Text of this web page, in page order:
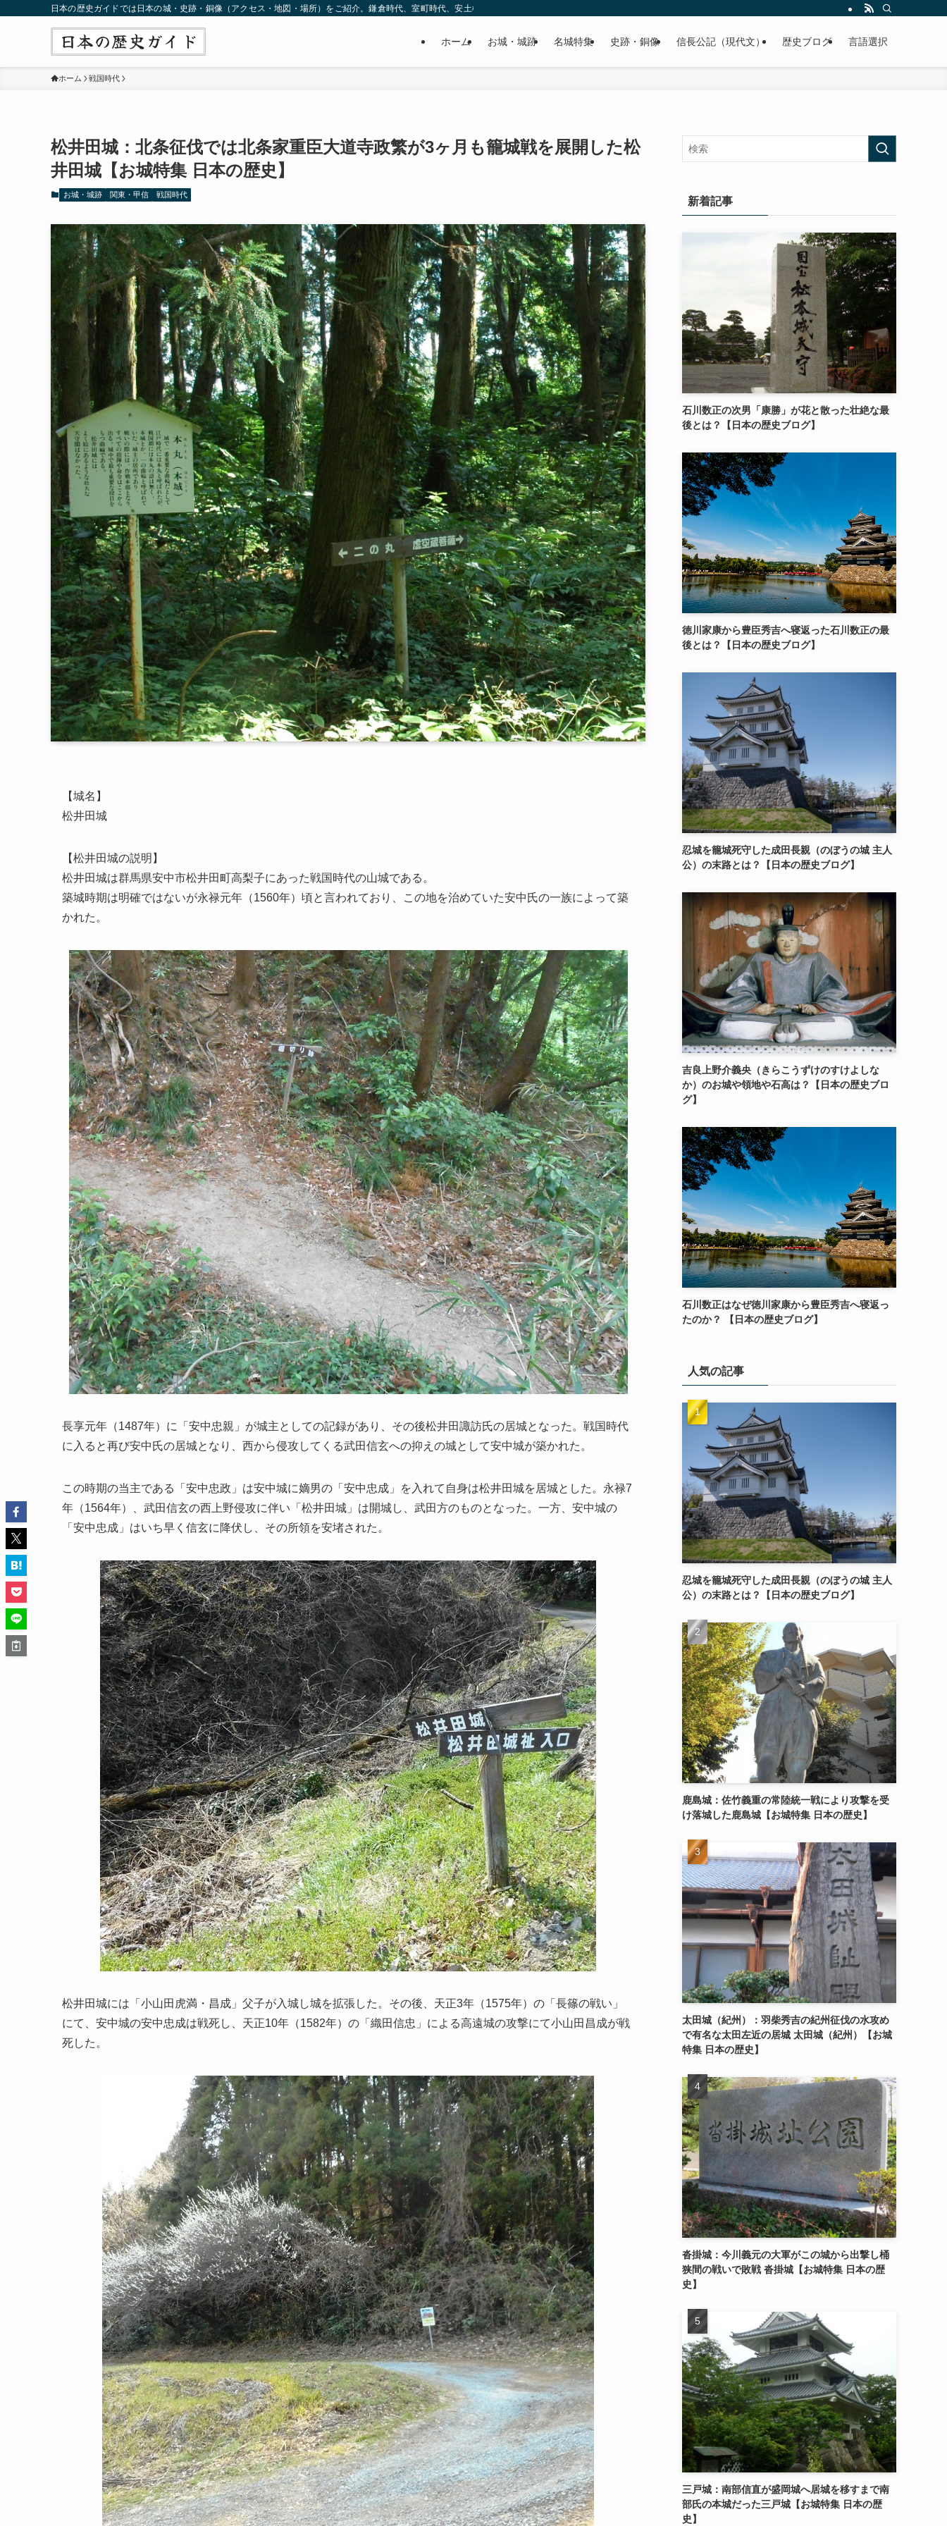
日本の歴史ガイドでは日本の城・史跡・銅像（アクセス・地図・場所）をご紹介。鎌倉時代、室町時代、安土桃山時代（戦国時代）、江戸時代と幅広くご紹介致します。
ホーム お城・城跡 名城特集 史跡・銅像 信長公記（現代文） 歴史ブログ 言語選択
ホーム 戦国時代
松井田城：北条征伐では北条家重臣大道寺政繁が3ヶ月も籠城戦を展開した松
井田城【お城特集 日本の歴史】
お城・城跡 関東・甲信 戦国時代
【城名】
松井田城
【松井田城の説明】
松井田城は群馬県安中市松井田町高梨子にあった戦国時代の山城である。
築城時期は明確ではないが永禄元年（1560年）頃と言われており、この地を治めていた安中氏の一族によって築
かれた。
長享元年（1487年）に「安中忠親」が城主としての記録があり、その後松井田諏訪氏の居城となった。戦国時代
に入ると再び安中氏の居城となり、西から侵攻してくる武田信玄への抑えの城として安中城が築かれた。
この時期の当主である「安中忠政」は安中城に嫡男の「安中忠成」を入れて自身は松井田城を居城とした。永禄7
年（1564年）、武田信玄の西上野侵攻に伴い「松井田城」は開城し、武田方のものとなった。一方、安中城の
「安中忠成」はいち早く信玄に降伏し、その所領を安堵された。
松井田城には「小山田虎満・昌成」父子が入城し城を拡張した。その後、天正3年（1575年）の「長篠の戦い」
にて、安中城の安中忠成は戦死し、天正10年（1582年）の「織田信忠」による高遠城の攻撃にて小山田昌成が戦
死した。
新着記事
石川数正の次男「康勝」が花と散った壮絶な最
後とは？【日本の歴史ブログ】
徳川家康から豊臣秀吉へ寝返った石川数正の最
後とは？【日本の歴史ブログ】
忍城を籠城死守した成田長親（のぼうの城 主人
公）の末路とは？【日本の歴史ブログ】
吉良上野介義央（きらこうずけのすけよしな
か）のお城や領地や石高は？【日本の歴史ブロ
グ】
石川数正はなぜ徳川家康から豊臣秀吉へ寝返っ
たのか？ 【日本の歴史ブログ】
人気の記事
忍城を籠城死守した成田長親（のぼうの城 主人
公）の末路とは？【日本の歴史ブログ】
鹿島城：佐竹義重の常陸統一戦により攻撃を受
け落城した鹿島城【お城特集 日本の歴史】
太田城（紀州）：羽柴秀吉の紀州征伐の水攻め
で有名な太田左近の居城 太田城（紀州）【お城
特集 日本の歴史】
沓掛城：今川義元の大軍がこの城から出撃し桶
狭間の戦いで敗戦 沓掛城【お城特集 日本の歴
史】
三戸城：南部信直が盛岡城へ居城を移すまで南
部氏の本城だった三戸城【お城特集 日本の歴
史】